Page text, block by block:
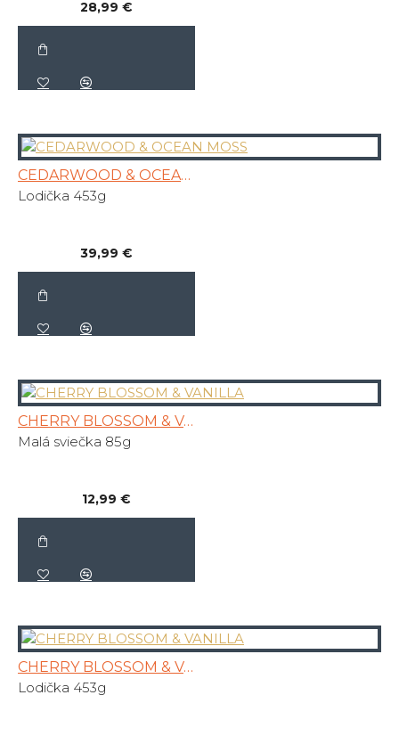
28,99 €
CEDARWOOD & OCEAN MOSS
Lodička 453g
39,99 €
CHERRY BLOSSOM & VANILLA
Malá sviečka 85g
12,99 €
CHERRY BLOSSOM & VANILLA
Lodička 453g